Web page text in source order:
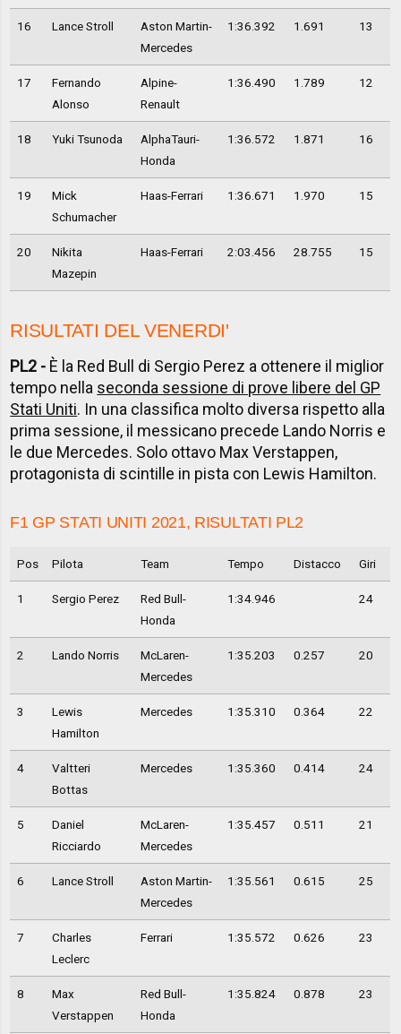
16 Lance Stroll
Aston Martin-
Mercedes
1:36.392 1.691 13
17
Fernando
Alonso
Alpine-
Renault
1:36.490 1.789 12
18 Yuki Tsunoda
AlphaTauri-
Honda
1:36.572 1.871 16
19
Mick
Schumacher
Haas-Ferrari 1:36.671 1.970 15
20
Nikita
Mazepin
Haas-Ferrari 2:03.456 28.755 15
RISULTATI DEL VENERDI'
PL2 - È la Red Bull di Sergio Perez a ottenere il miglior
tempo nella seconda sessione di prove libere del GP
Stati Uniti. In una classifica molto diversa rispetto alla
prima sessione, il messicano precede Lando Norris e
le due Mercedes. Solo ottavo Max Verstappen,
protagonista di scintille in pista con Lewis Hamilton.
F1 GP STATI UNITI 2021, RISULTATI PL2
Pos Pilota Team Tempo Distacco Giri
1 Sergio Perez
Red Bull-
Honda
1:34.946 24
2 Lando Norris
McLaren-
Mercedes
1:35.203 0.257 20
3
Lewis
Hamilton
Mercedes 1:35.310 0.364 22
4
Valtteri
Bottas
Mercedes 1:35.360 0.414 24
5
Daniel
Ricciardo
McLaren-
Mercedes
1:35.457 0.511 21
6 Lance Stroll
Aston Martin-
Mercedes
1:35.561 0.615 25
7
Charles
Leclerc
Ferrari 1:35.572 0.626 23
8
Max
Verstappen
Red Bull-
Honda
1:35.824 0.878 23